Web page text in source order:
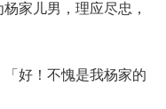
家儿男，理应尽忠，
好！不愧是我杨家的